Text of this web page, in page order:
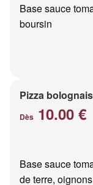
Base sauce
boursin
Pizza
Dès 10.00 €
Base sauce
de terre, oignons